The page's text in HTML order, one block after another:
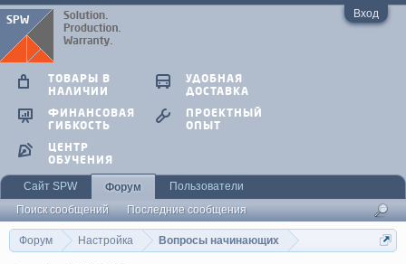
Вход
Форум Настройка Вопросы начинающих
ТОВАРЫ В
НАЛИЧИИ
УДОБНАЯ
ДОСТАВКА
ФИНАНСОВАЯ
ГИБКОСТЬ
ПРОЕКТНЫЙ
ОПЫТ
ЦЕНТР
ОБУЧЕНИЯ
Сайт SPW
Форум
Поиск сообщений
Последние сообщения
Пользователи